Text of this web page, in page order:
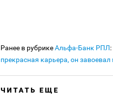
Ранее в рубрикеАльфа-Банк РПЛ:
прекрасная карьера, он завоевал
ЧИТАТЬ ЕЩЕ